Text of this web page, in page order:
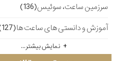
سرزمین ساعت، سوئیس(136)
آموزش و دانستی های ساعت ها(127)
نمایش بیشتر...